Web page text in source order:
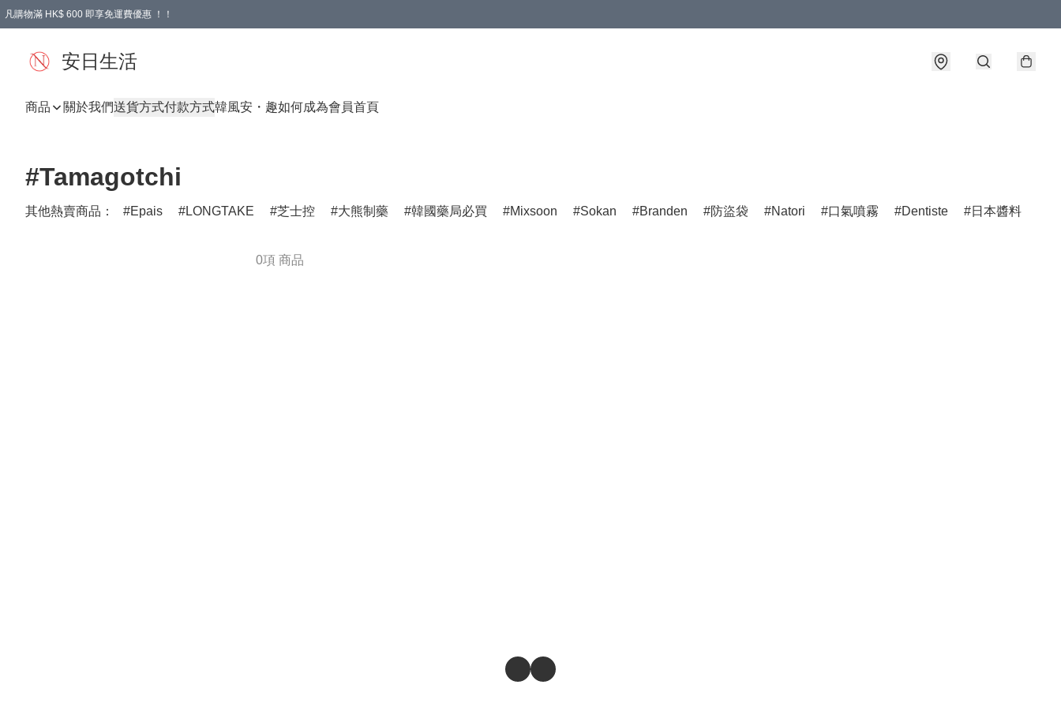
凡購物滿 HK$ 600 即享免運費優惠 ！！
安日生活
商品 關於我們送貨方式付款方式韓風安・趣如何成為會員首頁
#Tamagotchi
其他熱賣商品： Epais LONGTAKE 芝士控 大熊制藥 韓國藥局必買 Mixsoon Sokan Branden 防盜袋 Natori 口氣噴霧 Dentiste 日本醬料
0項 商品